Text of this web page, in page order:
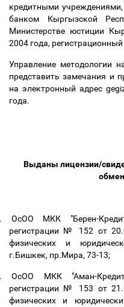
кредитными
банком Кыргызской
Министерстве юстиции
2004 года,
Управление методологии
представить замечания и
на электронный адрес
года.
Выданы лицензии/
ОсОО МКК "Берен-
регистрации № 152 от
физических и
г.Бишкек, пр.Мира, 73-13;
ОсОО МКК "Аман-
регистрации № 153 от
физических и